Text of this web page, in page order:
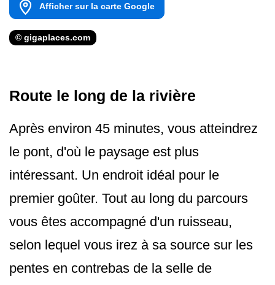
Afficher sur la carte Google
© gigaplaces.com
Route le long de la rivière
Après environ 45 minutes, vous atteindrez
le pont, d'où le paysage est plus
intéressant. Un endroit idéal pour le
premier goûter. Tout au long du parcours
vous êtes accompagné d'un ruisseau,
selon lequel vous irez à sa source sur les
pentes en contrebas de la selle de